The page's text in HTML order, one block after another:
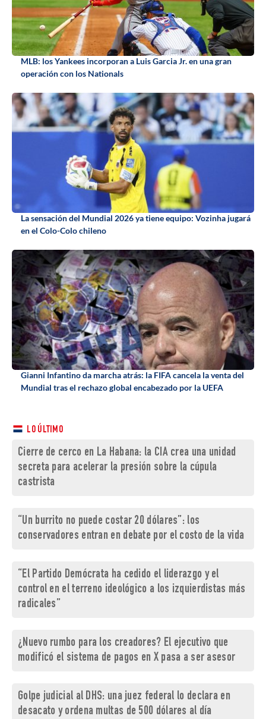
MLB: los Yankees incorporan a Luis Garcia Jr. en una gran
operación con los Nationals
La sensación del Mundial 2026 ya tiene equipo: Vozinha jugará
en el Colo-Colo chileno
Gianni Infantino da marcha atrás: la FIFA cancela la venta del
Mundial tras el rechazo global encabezado por la UEFA
LO ÚLTIMO
Cierre de cerco en La Habana: la CIA crea una unidad
secreta para acelerar la presión sobre la cúpula
castrista
“Un burrito no puede costar 20 dólares”: los
conservadores entran en debate por el costo de la vida
“El Partido Demócrata ha cedido el liderazgo y el
control en el terreno ideológico a los izquierdistas más
radicales”
¿Nuevo rumbo para los creadores? El ejecutivo que
modificó el sistema de pagos en X pasa a ser asesor
Golpe judicial al DHS: una juez federal lo declara en
desacato y ordena multas de 500 dólares al día